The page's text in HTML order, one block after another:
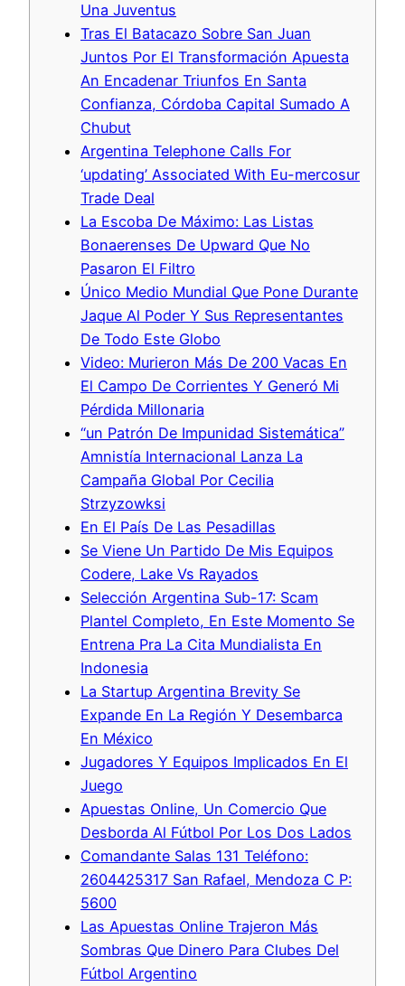
Una Juventus
Tras El Batacazo Sobre San Juan
Juntos Por El Transformación Apuesta
An Encadenar Triunfos En Santa
Confianza, Córdoba Capital Sumado A
Chubut
Argentina Telephone Calls For
‘updating’ Associated With Eu-mercosur
Trade Deal
La Escoba De Máximo: Las Listas
Bonaerenses De Upward Que No
Pasaron El Filtro
Único Medio Mundial Que Pone Durante
Jaque Al Poder Y Sus Representantes
De Todo Este Globo
Video: Murieron Más De 200 Vacas En
El Campo De Corrientes Y Generó Mi
Pérdida Millonaria
“un Patrón De Impunidad Sistemática”
Amnistía Internacional Lanza La
Campaña Global Por Cecilia
Strzyzowksi
En El País De Las Pesadillas
Se Viene Un Partido De Mis Equipos
Codere, Lake Vs Rayados
Selección Argentina Sub-17: Scam
Plantel Completo, En Este Momento Se
Entrena Pra La Cita Mundialista En
Indonesia
La Startup Argentina Brevity Se
Expande En La Región Y Desembarca
En México
Jugadores Y Equipos Implicados En El
Juego
Apuestas Online, Un Comercio Que
Desborda Al Fútbol Por Los Dos Lados
Comandante Salas 131 Teléfono:
2604425317 San Rafael, Mendoza C P:
5600
Las Apuestas Online Trajeron Más
Sombras Que Dinero Para Clubes Del
Fútbol Argentino